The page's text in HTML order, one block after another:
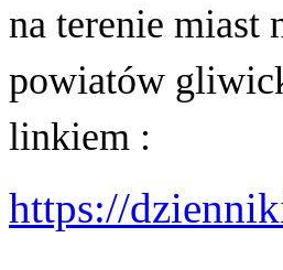
na terenie miast
powiatów
linkiem :
https://